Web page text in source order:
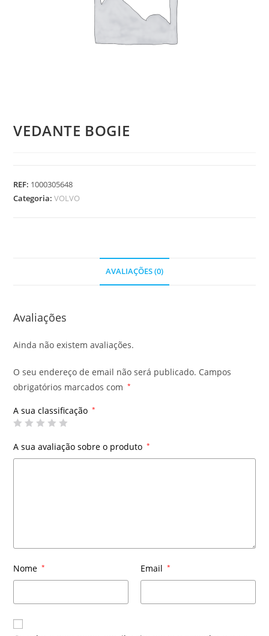
VEDANTE BOGIE
REF: 1000305648
Categoria:VOLVO
AVALIAÇÕES (0)
Avaliações
Ainda não existem avaliações.
O seu endereço de email não será publicado. Campos
obrigatórios marcados com
*
A sua classificação *
A sua avaliação sobre o produto *
Nome * Email *